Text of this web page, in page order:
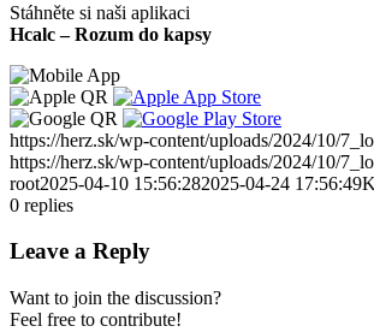
Stáhněte si naši aplikaci
Hcalc – Rozum do kapsy
https://herz.sk/wp-content/uploads/2024/10/
https://herz.sk/wp-content/uploads/2024/10/
root2025-04-10 15:56:282025-04-24 17:56:49
0 replies
Leave a Reply
Want to join the discussion?
Feel free to contribute!